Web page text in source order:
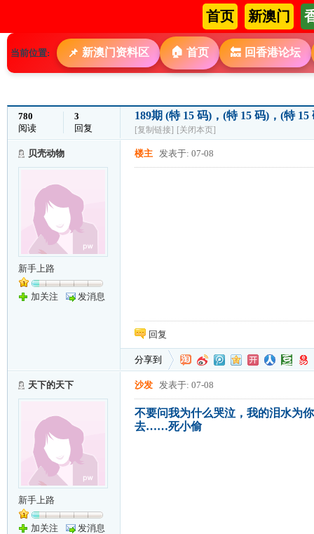
首页 新澳门
当前位置: 📌 新澳门资料区 🏠 首页 🔙 回香港论坛
780
阅读
3
回复
189期 (特 15 码)，(特 15 码)，(特
[复制链接] [关闭本页]
贝壳动物
新手上路
加关注 发消息
楼主 发表于: 07-08
回复
分享到
天下的天下
新手上路
加关注 发消息
沙发 发表于: 07-08
不要问我为什么哭泣，我的泪水为
去……死小偷